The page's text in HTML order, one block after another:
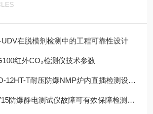
在脱模剂检测中的工程可靠性设计
红外CO₂检测仪技术参数
T耐压防爆NMP炉内直插检测设备工程设计指南
爆静电测试仪故障可有效保障检测工作正常开展